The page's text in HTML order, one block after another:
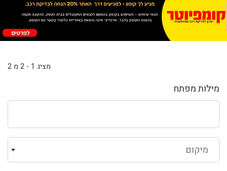
מילות מפתח
מיקום
מציג 1 - 2 מ 2